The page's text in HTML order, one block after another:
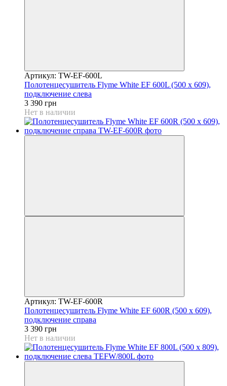
Артикул: TW-EF-600L
Полотенцесушитель Flyme White EF 600L (500 х 609),
подключение слева
3 390 грн
Нет в наличии
Артикул: TW-EF-600R
Полотенцесушитель Flyme White EF 600R (500 х 609),
подключение справа
3 390 грн
Нет в наличии